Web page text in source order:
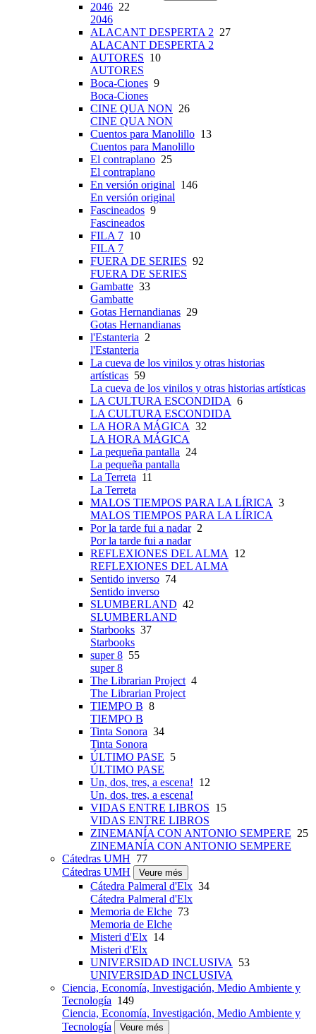
2046 22
2046
ALACANT DESPERTA 2 27
ALACANT DESPERTA 2
AUTORES 10
AUTORES
Boca-Ciones 9
Boca-Ciones
CINE QUA NON 26
CINE QUA NON
Cuentos para Manolillo 13
Cuentos para Manolillo
El contraplano 25
El contraplano
En versión original 146
En versión original
Fascineados 9
Fascineados
FILA 7 10
FILA 7
FUERA DE SERIES 92
FUERA DE SERIES
Gambatte 33
Gambatte
Gotas Hernandianas 29
Gotas Hernandianas
l'Estanteria 2
l'Estanteria
La cueva de los vinilos y otras historias
artísticas 59
La cueva de los vinilos y otras historias artísticas
LA CULTURA ESCONDIDA 6
LA CULTURA ESCONDIDA
LA HORA MÁGICA 32
LA HORA MÁGICA
La pequeña pantalla 24
La pequeña pantalla
La Terreta 11
La Terreta
MALOS TIEMPOS PARA LA LÍRICA 3
MALOS TIEMPOS PARA LA LÍRICA
Por la tarde fui a nadar2
Por la tarde fui a nadar
REFLEXIONES DEL ALMA 12
REFLEXIONES DEL ALMA
Sentido inverso 74
Sentido inverso
SLUMBERLAND 42
SLUMBERLAND
Starbooks 37
Starbooks
super 8 55
super 8
The Librarian Project4
The Librarian Project
TIEMPO B 8
TIEMPO B
Tinta Sonora 34
Tinta Sonora
ÚLTIMO PASE 5
ÚLTIMO PASE
Un, dos, tres, a escena! 12
Un, dos, tres, a escena!
VIDAS ENTRE LIBROS 15
VIDAS ENTRE LIBROS
ZINEMANÍA CON ANTONIO SEMPERE 25
ZINEMANÍA CON ANTONIO SEMPERE
Cátedras UMH 77
Cátedras UMH
Veure més
Cátedra Palmeral d'Elx 34
Cátedra Palmeral d'Elx
Memoria de Elche 73
Memoria de Elche
Misteri d'Elx 14
Misteri d'Elx
UNIVERSIDAD INCLUSIVA 53
UNIVERSIDAD INCLUSIVA
Ciencia, Economía, Investigación, Medio Ambiente y
Tecnología 149
Ciencia, Economía, Investigación, Medio Ambiente y
Tecnología
Veure més